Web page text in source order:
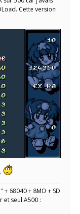
Cette version
68040 + 8MO + SD
et seul A500 :